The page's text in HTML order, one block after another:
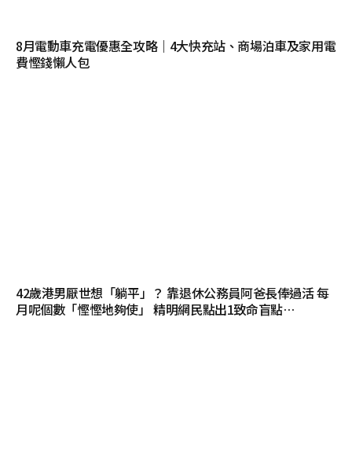
8月電動車充電優惠全攻略｜4大快充站、商場泊車及家用電
費慳錢懶人包
42歲港男厭世想「躺平」？ 靠退休公務員阿爸長俸過活 每
月呢個數「慳慳地夠使」 精明網民點出1致命盲點…